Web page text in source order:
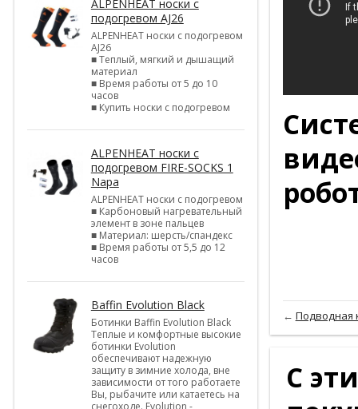
ALPENHEAT носки с
подогревом AJ26
ALPENHEAT носки с подогревом
AJ26
■ Теплый, мягкий и дышащий
материал
■ Время работы от 5 до 10
часов
■ Купить носки с подогревом
ALPENHEAT носки с
подогревом FIRE-SOCKS 1
Napa
ALPENHEAT носки с подогревом
■ Карбоновый нагревательный
элемент в зоне пальцев
■ Материал: шерсть/спандекс
■ Время работы от 5,5 до 12
часов
Baffin Evolution Black
Ботинки Baffin Evolution Black
Теплые и комфортные высокие
ботинки Evolution
обеспечивают надежную
защиту в зимние холода, вне
зависимости от того работаете
Вы, рыбачите или катаетесь на
снегоходе. Evolution -
← Подводная
С